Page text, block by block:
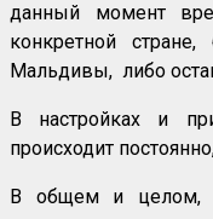
данный момент
конкретной
Мальдивы, либо
В настройках и
происходит
В общем и целом,